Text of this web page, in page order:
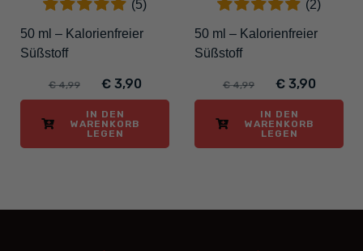
(5)
50 ml – Kalorienfreier
Süßstoff
€ 4,99 € 3,90
IN DEN
WARENKORB
LEGEN
(2)
50 ml – Kalorienfreier
Süßstoff
€ 4,99 € 3,90
IN DEN
WARENKORB
LEGEN